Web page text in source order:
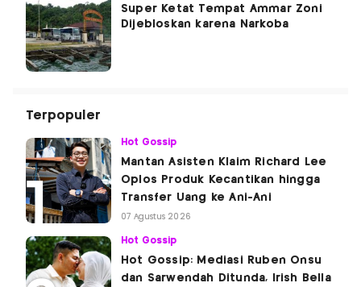
Super Ketat Tempat Ammar Zoni
Dijebloskan karena Narkoba
Terpopuler
Hot Gossip
Mantan Asisten Klaim Richard Lee
Oplos Produk Kecantikan hingga
Transfer Uang ke Ani-Ani
07 Agustus 2026
Hot Gossip
Hot Gossip: Mediasi Ruben Onsu
dan Sarwendah Ditunda, Irish Bella